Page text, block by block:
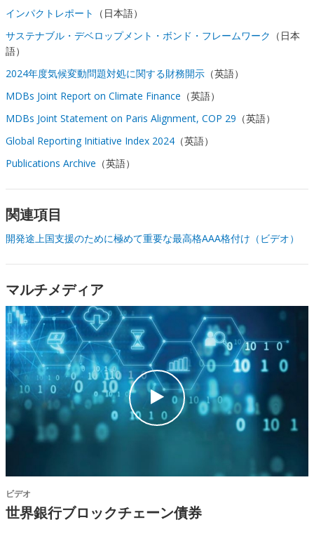
インパクトレポート
（日本語）
サステナブル・デベロップメント・ボンド・フレームワーク （日本
語）
2024年度気候変動問題対処に関する財務開示 （英語）
MDBs Joint Report on Climate Finance （英語）
MDBs Joint Statement on Paris Alignment, COP 29 （英語）
Global Reporting Initiative Index 2024 （英語）
Publications Archive （英語）
関連項目
開発途上国支援のために極めて重要な最高格AAA格付け（ビデオ）
マルチメディア
c
l
i
ビデオ
世界銀行ブロックチェーン債券